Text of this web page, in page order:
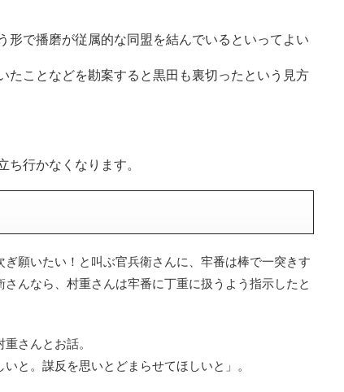
形で播磨が従属的な同盟を結んでいるといってよい
たことなどを勘案すると黒田も裏切ったという見方
行かなくなります。
願いたい！と叫ぶ官兵衛さんに、牢番は棒で一突きす
んなら、村重さんは牢番に丁重に扱うよう指示したと
さんとお話。
と。謀反を思いとどまらせてほしいと」。